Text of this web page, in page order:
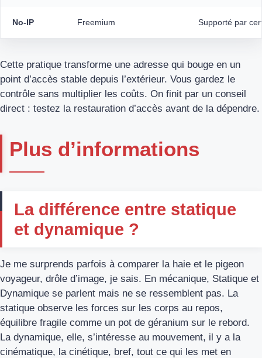
No-IP Freemium Supporté par
Cette pratique transforme une adresse qui bouge en un
point d’accès stable depuis l’extérieur. Vous gardez le
contrôle sans multiplier les coûts. On finit par un conseil
direct : testez la restauration d’accès avant de la dépendre.
Plus d’informations
La différence entre statique
et dynamique ?
Je me surprends parfois à comparer la haie et le pigeon
voyageur, drôle d’image, je sais. En mécanique, Statique et
Dynamique se parlent mais ne se ressemblent pas. La
statique observe les forces sur les corps au repos,
équilibre fragile comme un pot de géranium sur le rebord.
La dynamique, elle, s’intéresse au mouvement, il y a la
cinématique, la cinétique, bref, tout ce qui les met en